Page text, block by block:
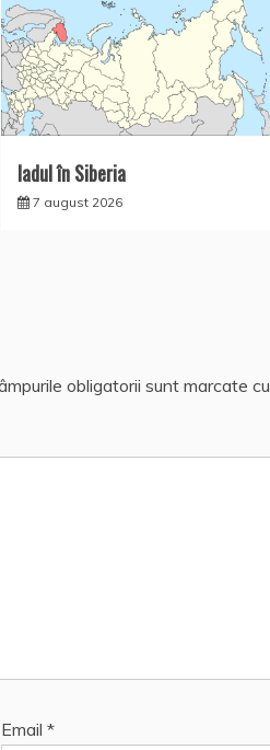
Iadul în Siberia
7 august 2026
obligatorii sunt marcate cu
Email *